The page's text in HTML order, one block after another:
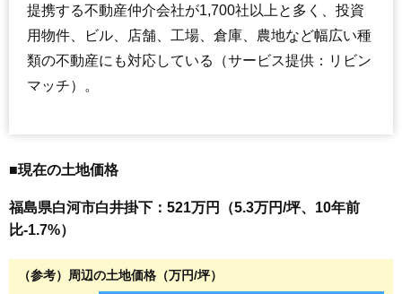
提携する不動産仲介会社が1,700社以上と多く、投資
用物件、ビル、店舗、工場、倉庫、農地など幅広い種
類の不動産にも対応している（サービス提供：リビン
マッチ）。
■現在の土地価格
福島県白河市白井掛下：521万円（5.3万円/坪、10年前
比-1.7%）
（参考）周辺の土地価格（万円/坪）